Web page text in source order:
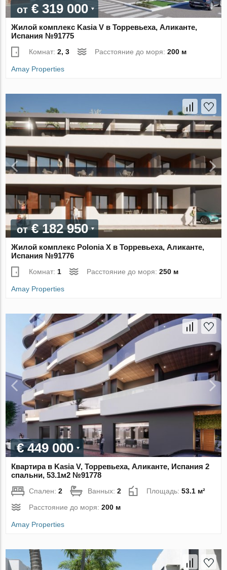
от € 319 000
Жилой комплекс Kasia V в Торревьеха, Аликанте,
Испания №91775
Комнат:2, 3 Расстояние до моря:200 м
Amay Properties
от€ 182 950
Жилой комплекс Polonia X в Торревьеха, Аликанте,
Испания №91776
Комнат: 1 Расстояние до моря:250 м
Amay Properties
€ 449 000
Квартира в Kasia V, Торревьеха, Аликанте, Испания 2
спальни, 53.1м2 №91778
Спален:2 Ванных:2 Площадь:53.1 м²
Расстояние до моря:200 м
Amay Properties